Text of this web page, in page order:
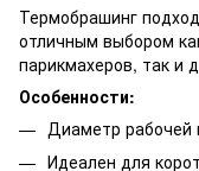
Термобрашинг
отличным выбором
парикмахеров, так и
Особенности:
Диаметр рабочей
Идеален для